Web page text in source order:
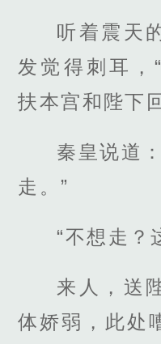
听着震天
发觉得刺耳，
扶本宫和陛下
秦皇说道
走。”
“不想走？
来人，送
体娇弱，此处